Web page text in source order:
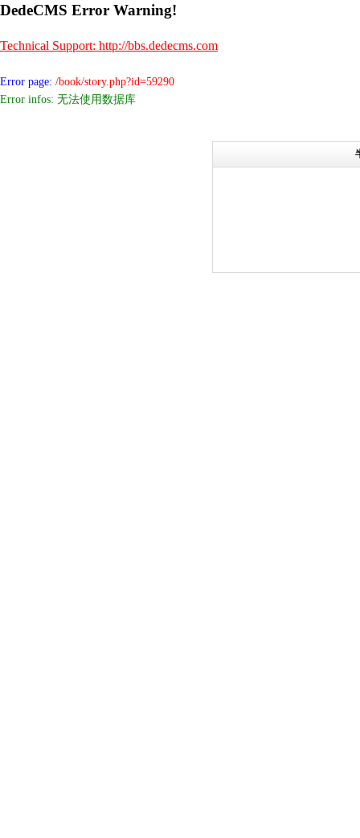
DedeCMS Error Warning!
Technical Support: http://bbs.dedecms.com
Error page: /book/story.php?id=59290
Error infos: 无法使用数据库